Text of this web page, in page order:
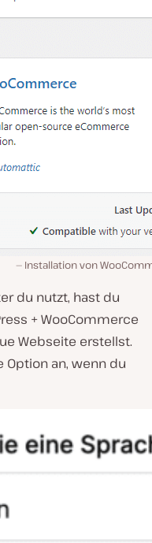
Installation von
du nutzt, hast du
+ WooCommerce
Webseite erstellst.
an, wenn du